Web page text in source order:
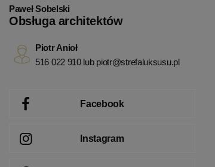
Paweł Sobelski
Obsługa architektów
Piotr Anioł
516 022 910 lub piotr@strefaluksusu.pl
Facebook
Instagram